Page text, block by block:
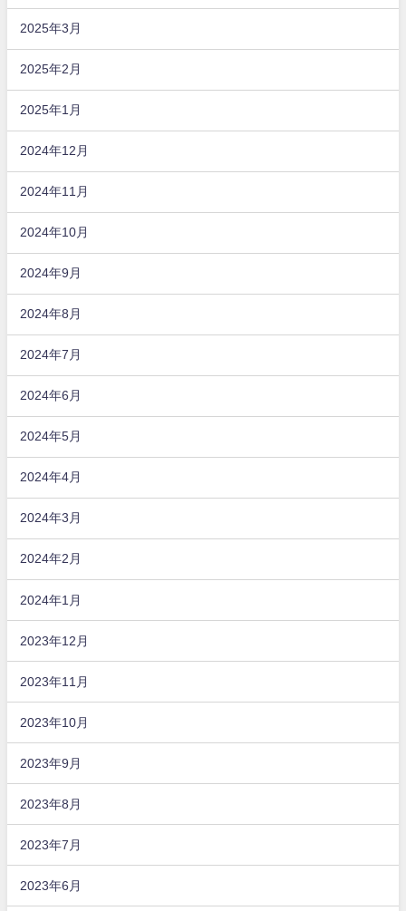
2025年3月
2025年2月
2025年1月
2024年12月
2024年11月
2024年10月
2024年9月
2024年8月
2024年7月
2024年6月
2024年5月
2024年4月
2024年3月
2024年2月
2024年1月
2023年12月
2023年11月
2023年10月
2023年9月
2023年8月
2023年7月
2023年6月